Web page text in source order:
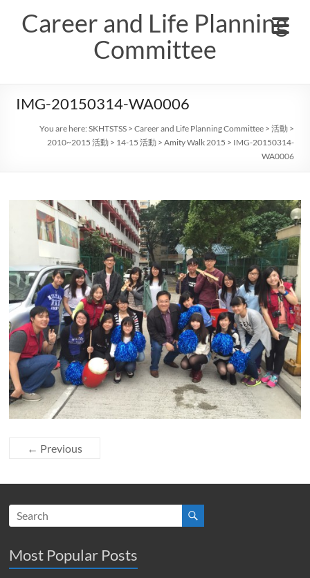
contentCareer and Life Planning
Committee
IMG-20150314-WA0006
You are here:SKHTSTSS >Career and Life Planning Committee >活動 >
2010~2015 活動 > 14-15 活動 >Amity Walk 2015 > IMG-20150314-
WA0006
← Previous
Most Popular Posts